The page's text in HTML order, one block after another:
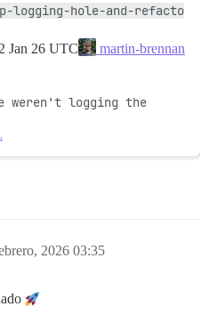
logging-hole-and-refacto
Jan 26 UTC
martin-brennan
weren't logging the
2026 03:35